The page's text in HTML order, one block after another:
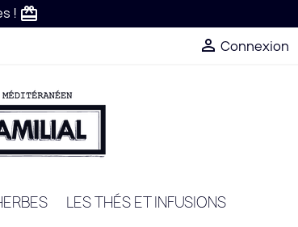
! card_giftcard
 Connexion
LES THÉS ET INFUSIONS